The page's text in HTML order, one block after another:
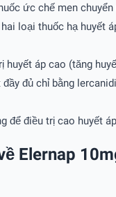
ức chế men
loại thuốc hạ huyết
huyết áp cao (tăng
đủ chỉ bằng
để điều trị cao huyết
Elernap